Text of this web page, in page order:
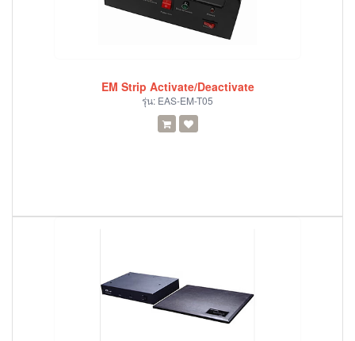
EM Strip Activate/Deactivate
รุ่น: EAS-EM-T05